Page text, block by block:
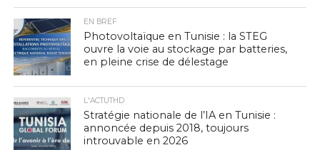
EN BREF
Photovoltaïque en Tunisie : la STEG
ouvre la voie au stockage par batteries,
en pleine crise de délestage
L'ACTUTHD
Stratégie nationale de l’IA en Tunisie :
annoncée depuis 2018, toujours
introuvable en 2026